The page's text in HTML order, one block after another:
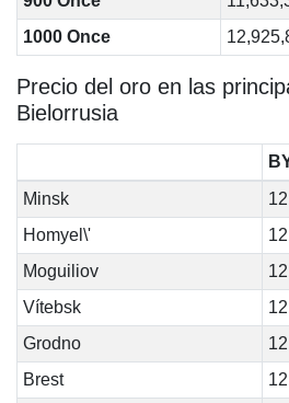
1000 Once
Precio del oro en las
Bielorrusia
Minsk
Homyel\'
Moguiliov
Vítebsk
Grodno
Brest